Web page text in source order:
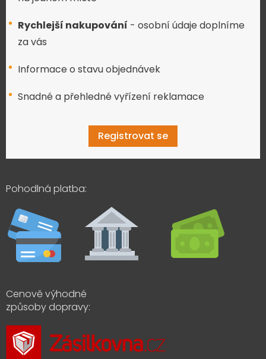
Rychlejší nakupování - osobní údaje doplníme
za vás
Informace o stavu objednávek
Snadné a přehledné vyřízení reklamace
Registrovat se
Pohodlná platba:
Cenově výhodné
způsoby dopravy: